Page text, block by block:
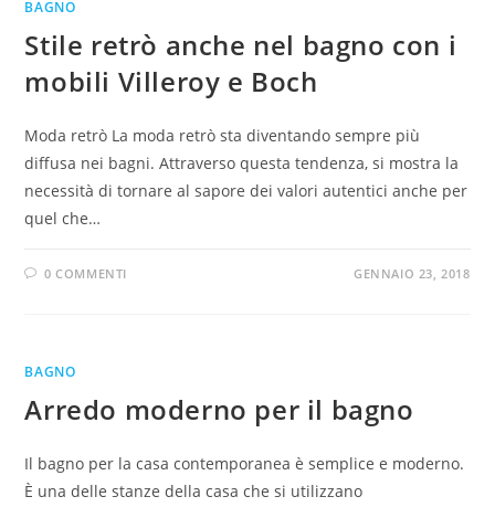
BAGNO
Stile retrò anche nel bagno con i
mobili Villeroy e Boch
Moda retrò La moda retrò sta diventando sempre più
diffusa nei bagni. Attraverso questa tendenza, si mostra la
necessità di tornare al sapore dei valori autentici anche per
quel che…
0 COMMENTI GENNAIO 23, 2018
BAGNO
Arredo moderno per il bagno
Il bagno per la casa contemporanea è semplice e moderno.
È una delle stanze della casa che si utilizzano